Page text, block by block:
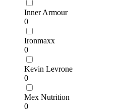
Inner Armour
0
Ironmaxx
0
Kevin Levrone
0
Mex Nutrition
0